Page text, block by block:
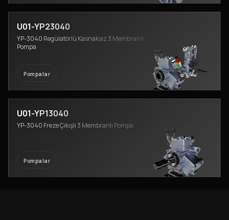
U01-YP23040
YP-3040 Regülatörlü Kasnaksız 3 Membranlı
Pompa
Pompalar
U01-YP13040
YP-3040 Freze Çıkışlı 3 Membranlı Pompa
Pompalar